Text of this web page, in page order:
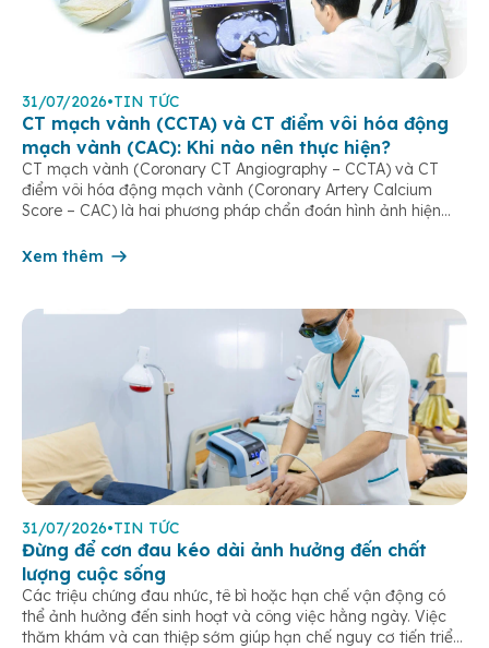
31/07/2026•TIN TỨC
CT mạch vành (CCTA) và CT điểm vôi hóa động
mạch vành (CAC): Khi nào nên thực hiện?
CT mạch vành (Coronary CT Angiography – CCTA) và CT
điểm vôi hóa động mạch vành (Coronary Artery Calcium
Score – CAC) là hai phương pháp chẩn đoán hình ảnh hiện
động mạch vành. Hai loại CT thường được sử dụng CT […]
Xem thêm
31/07/2026•TIN TỨC
Đừng để cơn đau kéo dài ảnh hưởng đến chất
lượng cuộc sống
Các triệu chứng đau nhức, tê bì hoặc hạn chế vận động có
thể ảnh hưởng đến sinh hoạt và công việc hằng ngày. Việc
thăm khám và can thiệp sớm giúp hạn chế nguy cơ tiến triển